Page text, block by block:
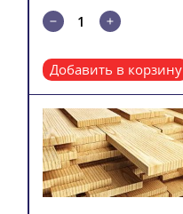
Добавить в корзину